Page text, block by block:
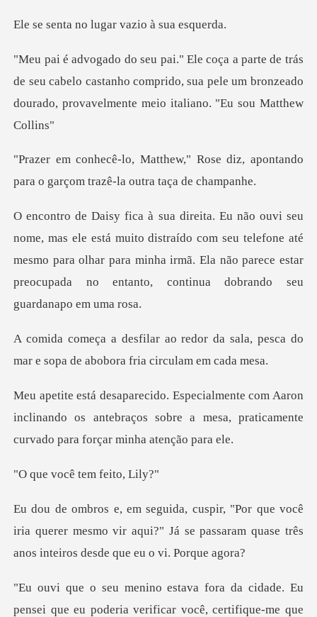
o lugar vazio
de seu cabelo castanho comprido, sua pele um bronzeado
dou
Rose diz, apontando
para o garçom
to distraído com seu telefone até
mesmo para olhar para minha irmã. Ela não pa
r da sala, pesca do
mar e sopa de
aron
inclinando os antebraços sobre a mesa, pratic
cê tem fe
cê
iria querer mesmo vir aqui?" Já se passaram quas
dade. Eu
pensei que eu poderia verificar vo